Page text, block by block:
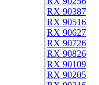
RX 90387
RX 90516
RX 90627
RX 90726
RX 90826
RX 90109
RX 90205